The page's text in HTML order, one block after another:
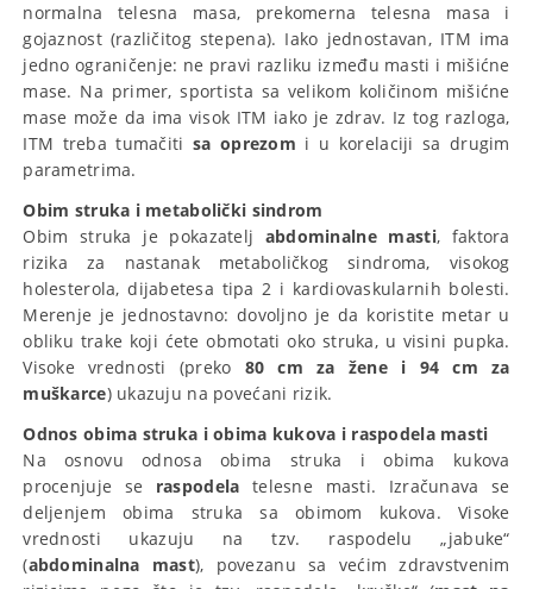
normalna telesna masa, prekomerna telesna masa i
gojaznost (različitog stepena). Iako jednostavan, ITM ima
jedno ograničenje: ne pravi razliku između masti i mišićne
mase. Na primer, sportista sa velikom količinom mišićne
mase može da ima visok ITM iako je zdrav. Iz tog razloga,
ITM treba tumačitisa oprezom i u korelaciji sa drugim
parametrima.
Obim struka i metabolički sindrom
Obim struka je pokazatelj abdominalne masti, faktora
rizika za nastanak metaboličkog sindroma, visokog
holesterola, dijabetesa tipa 2 i kardiovaskularnih bolesti.
Merenje je jednostavno: dovoljno je da koristite metar u
obliku trake koji ćete obmotati oko struka, u visini pupka.
Visoke vrednosti (preko 80 cm za žene i 94 cm za
muškarce) ukazuju na povećani rizik.
Odnos obima struka i obima kukova i raspodela masti
Na osnovu odnosa obima struka i obima kukova
procenjuje se raspodela telesne masti. Izračunava se
deljenjem obima struka sa obimom kukova. Visoke
vrednosti ukazuju na tzv. raspodelu „jabuke“
(abdominalna mast), povezanu sa većim zdravstvenim